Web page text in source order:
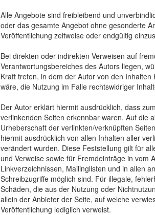
Alle Angebote sind freibleibend und
oder das gesamte Angebot ohne gesonderte
Veröffentlichung zeitweise oder endgültig
Bei direkten oder indirekten Verweisen auf
Verantwortungsbereiches des Autors liegen,
Kraft treten, in dem der Autor von den
wäre, die Nutzung im Falle rechtswidriger
Der Autor erklärt hiermit ausdrücklich, dass
verlinkenden Seiten erkennbar waren. Auf die
Urheberschaft der verlinkten/verknüpften
hiermit ausdrücklich von allen Inhalten aller
verändert wurden. Diese Feststellung gilt für
und Verweise sowie für Fremdeinträge in vom
Linkverzeichnissen, Mailinglisten und in allen
Schreibzugriffe möglich sind. Für illegale,
Schäden, die aus der Nutzung oder
allein der Anbieter der Seite, auf welche
Veröffentlichung lediglich verweist.